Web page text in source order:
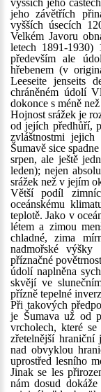
vyšších jeho
jeho závětřích
vyšších úsecích
Velkém Javoru
letech 1891-1930)
především ale
hřebenem (v
Leeseite jenseits
chráněném údolí
dokonce s méně
Hojnost srážek je
od jejích předhůří,
zvláštnostmi
Šumavě sice
srpen, ale ještě
leden); nejen
srážek než v jejím
Větší podíl
oceánskému
teplotě. Jako v
létem a zimou
chladné, zima
nadmořské
příznačné
údolí naplněna
skvějí ve
přízně tepelné
Při takových
je Šumava už od
vrcholech, které
zřetelnější hraniční
nad obvyklou
uprostřed lesního
Jinak se les
nám dosud